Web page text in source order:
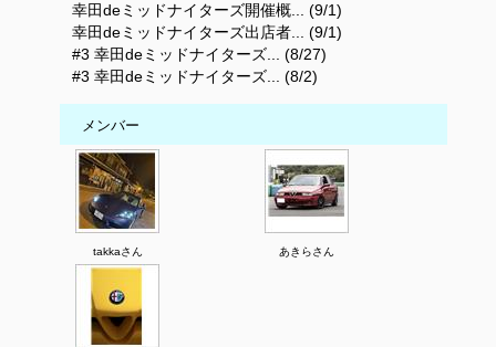
幸田deミッドナイターズ開催概... (9/1)
幸田deミッドナイターズ出店者... (9/1)
#3 幸田deミッドナイターズ... (8/27)
#3 幸田deミッドナイターズ... (8/2)
メンバー
takkaさん あきらさん